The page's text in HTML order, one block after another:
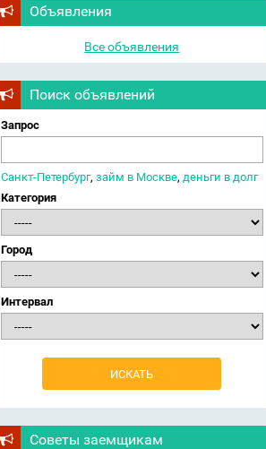
Объявления
Все объявления
Поиск объявлений
Запрос
Санкт-Петербург, займ в Москве, деньги в долг
Категория
Город
Интервал
Советы заемщикам